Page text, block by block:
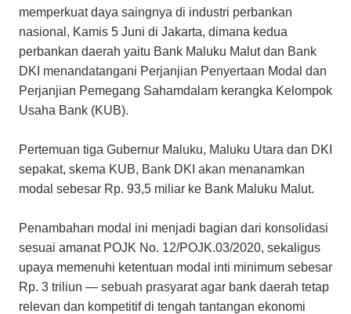
memperkuat daya saingnya di industri perbankan
nasional, Kamis 5 Juni di Jakarta, dimana kedua
perbankan daerah yaitu Bank Maluku Malut dan Bank
DKI menandatangani Perjanjian Penyertaan Modal dan
Perjanjian Pemegang Sahamdalam kerangka Kelompok
Usaha Bank (KUB).
Pertemuan tiga Gubernur Maluku, Maluku Utara dan DKI
sepakat, skema KUB, Bank DKI akan menanamkan
modal sebesar Rp. 93,5 miliar ke Bank Maluku Malut.
Penambahan modal ini menjadi bagian dari konsolidasi
sesuai amanat POJK No. 12/POJK.03/2020, sekaligus
upaya memenuhi ketentuan modal inti minimum sebesar
Rp. 3 triliun — sebuah prasyarat agar bank daerah tetap
relevan dan kompetitif di tengah tantangan ekonomi